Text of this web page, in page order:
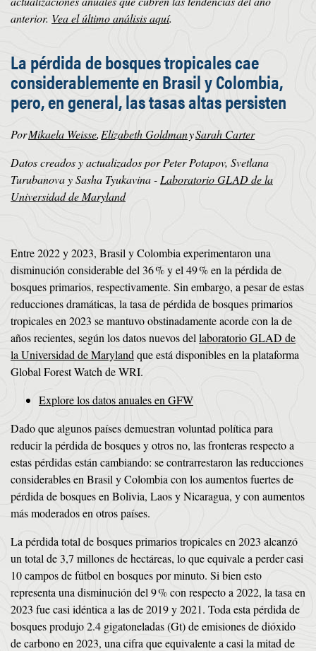
anterior. Vea el último análisis aquí.
La pérdida de bosques tropicales cae
considerablemente en Brasil y Colombia,
pero, en general, las tasas altas persisten
PorMikaela Weisse, Elizabeth GoldmanySarah Carter
Datos creados y actualizados por Peter Potapov, Svetlana
Turubanova y Sasha Tyukavina - Laboratorio GLAD de la
Universidad de Maryland
Entre 2022 y 2023, Brasil y Colombia experimentaron una
disminución considerable del 36 % y el 49 % en la pérdida de
bosques primarios, respectivamente. Sin embargo, a pesar de estas
reducciones dramáticas, la tasa de pérdida de bosques primarios
tropicales en 2023 se mantuvo obstinadamente acorde con la de
años recientes, según los datos nuevos del laboratorio GLAD de
la Universidad de Maryland que está disponibles en la plataforma
Global Forest Watch de WRI.
Explore los datos anuales en GFW
Dado que algunos países demuestran voluntad política para
reducir la pérdida de bosques y otros no, las fronteras respecto a
estas pérdidas están cambiando: se contrarrestaron las reducciones
considerables en Brasil y Colombia con los aumentos fuertes de
pérdida de bosques en Bolivia, Laos y Nicaragua, y con aumentos
más moderados en otros países.
La pérdida total de bosques primarios tropicales en 2023 alcanzó
un total de 3,7 millones de hectáreas, lo que equivale a perder casi
10 campos de fútbol en bosques por minuto. Si bien esto
representa una disminución del 9 % con respecto a 2022, la tasa en
2023 fue casi idéntica a las de 2019 y 2021. Toda esta pérdida de
bosques produjo 2.4 gigatoneladas (Gt) de emisiones de dióxido
de carbono en 2023, una cifra que equivalente a casi la mitad de